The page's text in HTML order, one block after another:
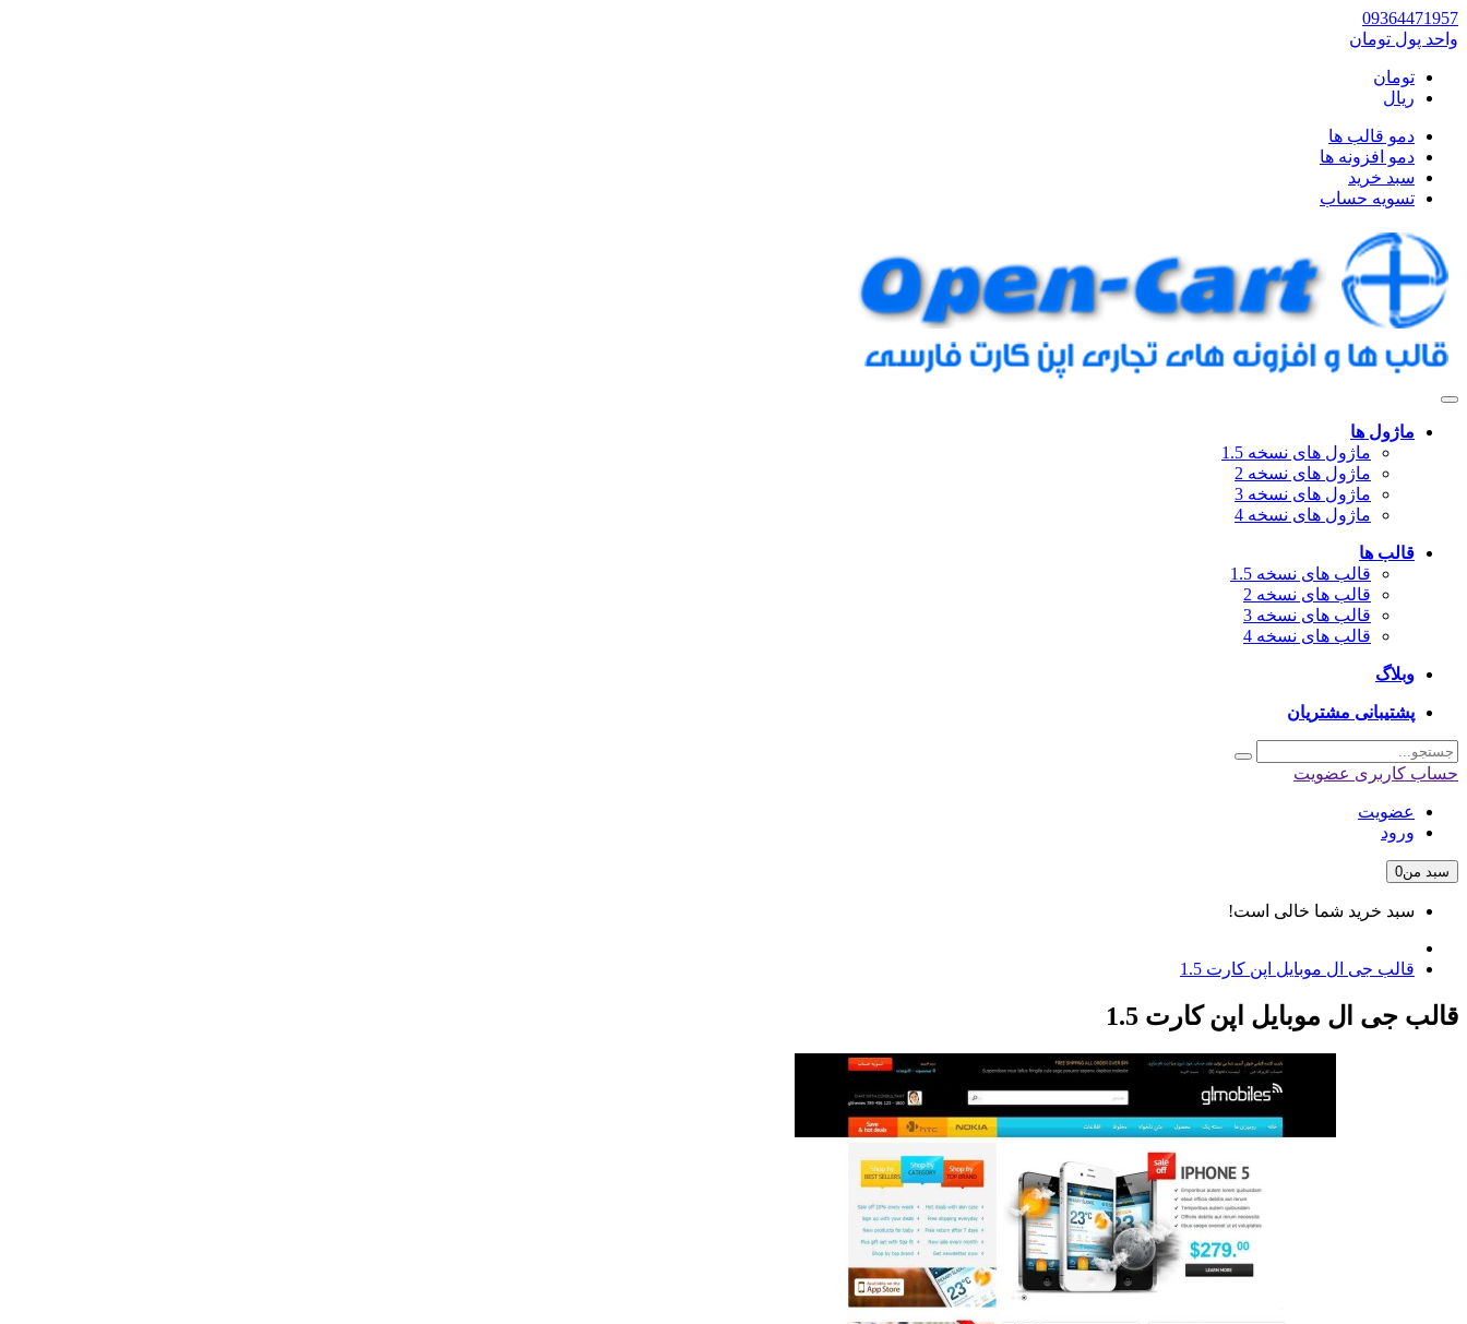
09364471957
واحد پول تومان
تومان
ریال
دمو قالب ها
دمو افزونه ها
سبد خرید
تسویه حساب
ماژول ها
ماژول های نسخه 1.5
ماژول های نسخه 2
ماژول های نسخه 3
ماژول های نسخه 4
قالب ها
قالب های نسخه 1.5
قالب های نسخه 2
قالب های نسخه 3
قالب های نسخه 4
وبلاگ
پشتیبانی مشتریان
حساب کاربری عضویت
عضویت
ورود
سبد من0
سبد خرید شما خالی است!
قالب جی ال موبایل اپن کارت 1.5
قالب جی ال موبایل اپن کارت 1.5